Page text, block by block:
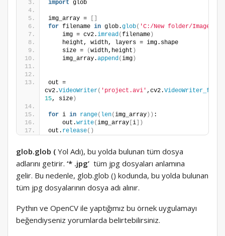
import glob
img_array =
for filename in glob.glob( 'C:/New folder/Images/
    img = cv2.
imread(filename )
    height, width, layers = img.shape
    size =
(width,height )
    img_array.
append(img )
out =
cv2.VideoWriter( 'project.avi' ,cv2.
15, size )
for i in range( len(img_array )) :
    out.
write(img_array i ])
out. release()
glob.glob ( Yol Adı), bu yolda bulunan tüm dosya
adlarını getirir. ‘* .jpg’ tüm jpg dosyaları anlamına
gelir. Bu nedenle, glob.glob () kodunda, bu yolda bulunan
tüm jpg dosyalarının dosya adı alınır.
Pythın ve OpenCV ile yaptığımız bu örnek uygulamayı
beğendiyseniz yorumlarda belirtebilirsiniz.